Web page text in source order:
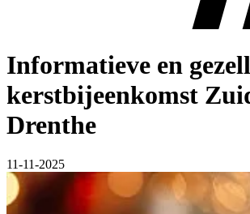
Informatieve en
kerstbijeenkomst
Drenthe
11-11-2025